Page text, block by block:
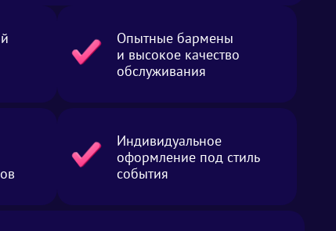
Опытные бармены
и высокое качество
обслуживания
Индивидуальное
оформление под стиль
события